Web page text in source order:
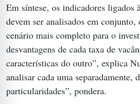
Em síntese, os indicadores ligados
devem ser analisados em
cenário mais completo para o
desvantagens de cada taxa de
características do outro”, explica
analisar cada uma separadamente,
particularidades”, pondera.